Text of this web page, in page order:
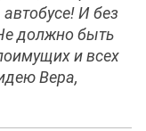
И без
должно быть
и всех
Вера,